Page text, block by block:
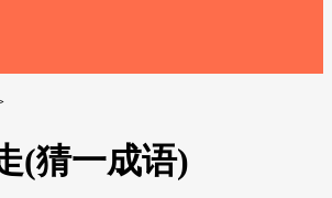
(猜一成语)